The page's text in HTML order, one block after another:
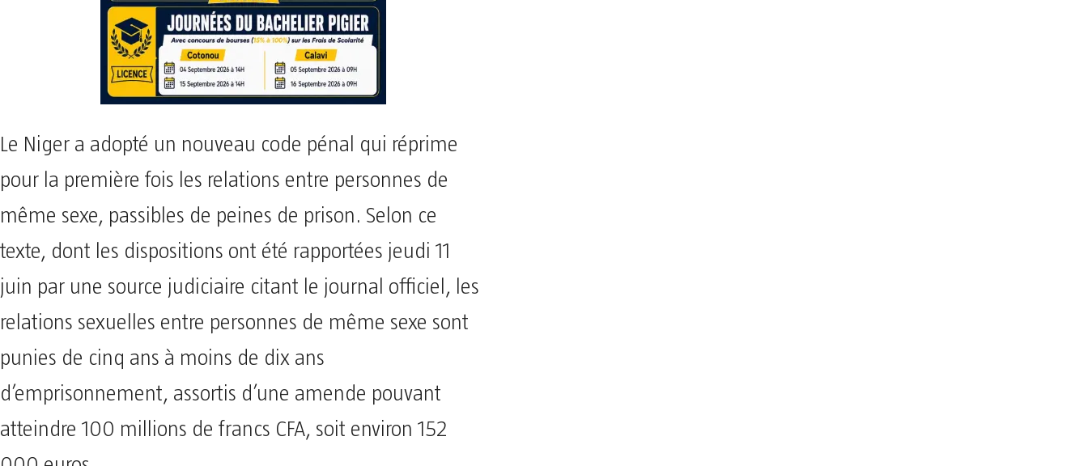
Le Niger a adopté un nouveau code pénal qui réprime
pour la première fois les relations entre personnes de
même sexe, passibles de peines de prison. Selon ce
texte, dont les dispositions ont été rapportées jeudi 11
juin par une source judiciaire citant le journal officiel, les
relations sexuelles entre personnes de même sexe sont
punies de cinq ans à moins de dix ans
d’emprisonnement, assortis d’une amende pouvant
atteindre 100 millions de francs CFA, soit environ 152